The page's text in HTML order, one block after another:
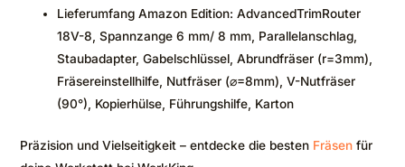
Lieferumfang Amazon Edition: AdvancedTrimRouter
18V-8, Spannzange 6 mm/ 8 mm, Parallelanschlag,
Staubadapter, Gabelschlüssel, Abrundfräser (r=3mm),
Fräsereinstellhilfe, Nutfräser (⌀=8mm), V-Nutfräser
(90°), Kopierhülse, Führungshilfe, Karton
Präzision und Vielseitigkeit – entdecke die besten Fräsen für